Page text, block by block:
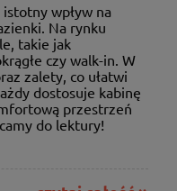
wpływ na
Na rynku
takie jak
czy walk-in. W
zalety, co ułatwi
dostosuje kabinę
przestrzeń
do lektury!